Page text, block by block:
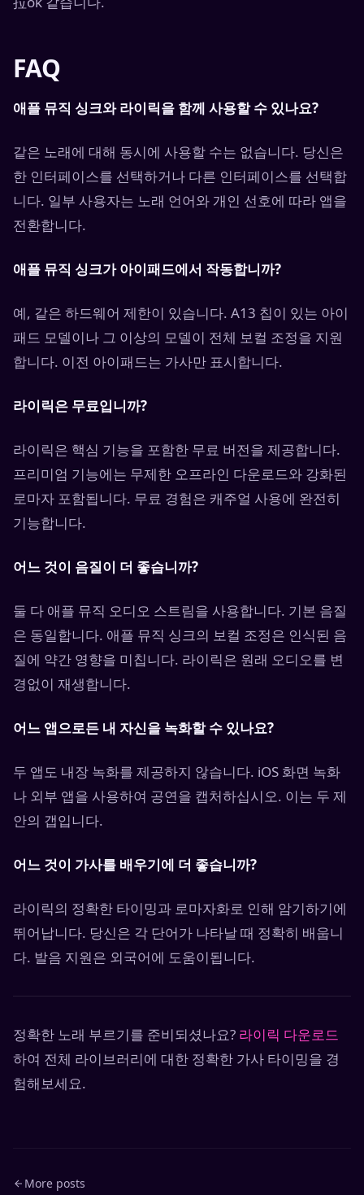
FAQ
애플 뮤직 싱크와 라이릭을 함께 사용할 수 있나요?
같은 노래에 대해 동시에 사용할 수는 없습니다. 당신은
한 인터페이스를 선택하거나 다른 인터페이스를 선택합
니다. 일부 사용자는 노래 언어와 개인 선호에 따라 앱을
전환합니다.
애플 뮤직 싱크가 아이패드에서 작동합니까?
예, 같은 하드웨어 제한이 있습니다. A13 칩이 있는 아이
패드 모델이나 그 이상의 모델이 전체 보컬 조정을 지원
합니다. 이전 아이패드는 가사만 표시합니다.
라이릭은 무료입니까?
라이릭은 핵심 기능을 포함한 무료 버전을 제공합니다.
프리미엄 기능에는 무제한 오프라인 다운로드와 강화된
로마자 포함됩니다. 무료 경험은 캐주얼 사용에 완전히
기능합니다.
어느 것이 음질이 더 좋습니까?
둘 다 애플 뮤직 오디오 스트림을 사용합니다. 기본 음질
은 동일합니다. 애플 뮤직 싱크의 보컬 조정은 인식된 음
질에 약간 영향을 미칩니다. 라이릭은 원래 오디오를 변
경없이 재생합니다.
어느 앱으로든 내 자신을 녹화할 수 있나요?
두 앱도 내장 녹화를 제공하지 않습니다. iOS 화면 녹화
나 외부 앱을 사용하여 공연을 캡처하십시오. 이는 두 제
안의 갭입니다.
어느 것이 가사를 배우기에 더 좋습니까?
라이릭의 정확한 타이밍과 로마자화로 인해 암기하기에
뛰어납니다. 당신은 각 단어가 나타날 때 정확히 배웁니
다. 발음 지원은 외국어에 도움이됩니다.
정확한 노래 부르기를 준비되셨나요? 라이릭 다운로드
하여 전체 라이브러리에 대한 정확한 가사 타이밍을 경
험해보세요.
More posts